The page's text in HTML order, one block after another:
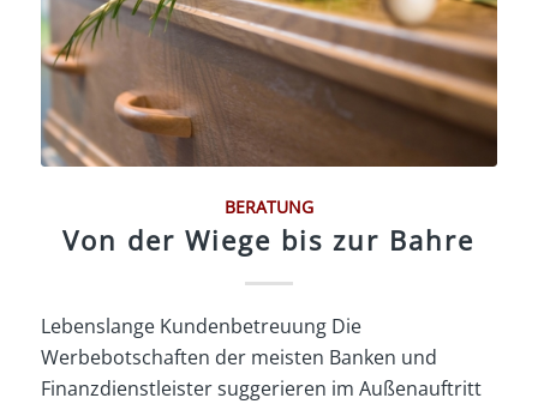
BERATUNG
Von der Wiege bis zur Bahre
Lebenslange Kundenbetreuung Die
Werbebotschaften der meisten Banken und
Finanzdienstleister suggerieren im Außenauftritt